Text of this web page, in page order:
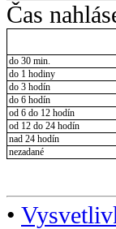
Čas
do 30 min.
do 1 hodiny
do 3 hodín
do 6 hodín
od 6 do 12 hodín
od 12 do 24 hodín
nad 24 hodín
nezadané
•